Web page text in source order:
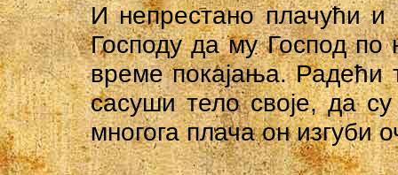
И непрестано плачући
Господу да му Господ
време покајања. Радећи
сасуши тело своје, да
многога плача он изгуби